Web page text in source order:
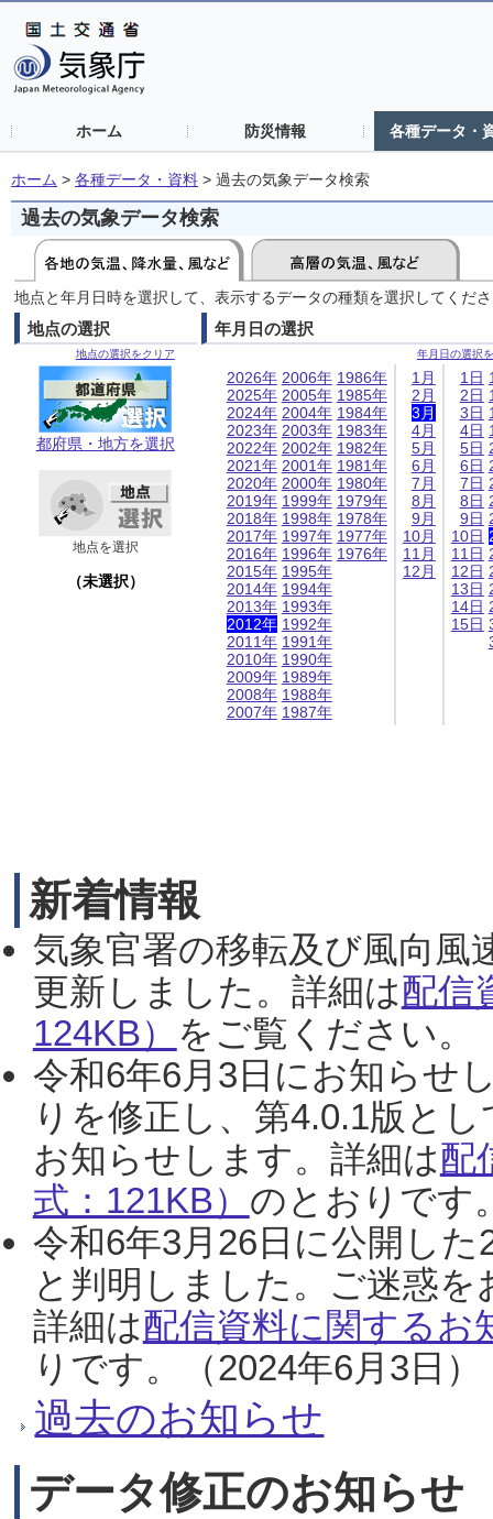
ホーム 防災情報 各種データ・
ホーム > 各種データ・資料 > 過去の気象データ検索
過去の気象データ検索
地点と年月日時を選択して、表示するデータの種類を選択してくだ
地点の選択
地点の選択をクリア
都府県・地方を選択
地点を選択
（未選択）
年月日の選択
年月日の選択
2026年
2025年
2024年
2023年
2022年
2021年
2020年
2019年
2018年
2017年
2016年
2015年
2014年
2013年
2012年
2011年
2010年
2009年
2008年
2007年
2006年
2005年
2004年
2003年
2002年
2001年
2000年
1999年
1998年
1997年
1996年
1995年
1994年
1993年
1992年
1991年
1990年
1989年
1988年
1987年
1986年
1985年
1984年
1983年
1982年
1981年
1980年
1979年
1978年
1977年
1976年
1月
2月
3月
4月
5月
6月
7月
8月
9月
10月
11月
12月
1日
2日
3日
4日
5日
6日
7日
8日
9日
10日
11日
12日
13日
14日
15日
新着情報
気象官署の移転及び風向風
更新しました。詳細は配信
124KB） をご覧ください。
令和6年6月3日にお知らせ
りを修正し、第4.0.1版と
お知らせします。詳細は配
式：121KB） のとおりです
令和6年3月26日に公開し
と判明しました。ご迷惑
詳細は配信資料に関するお
りです。（2024年6月3日）
過去のお知らせ
データ修正のお知らせ